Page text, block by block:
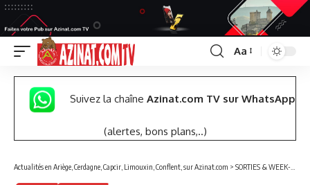
Font
Resizer
Aa
Suivez la chaîne Azinat.com TV sur WhatsApp
(alertes, bons plans,..)
Actualités en Ariège, Cerdagne, Capcir, Limouxin, Conflent, sur Azinat.com > SORTIES & WEEK-END